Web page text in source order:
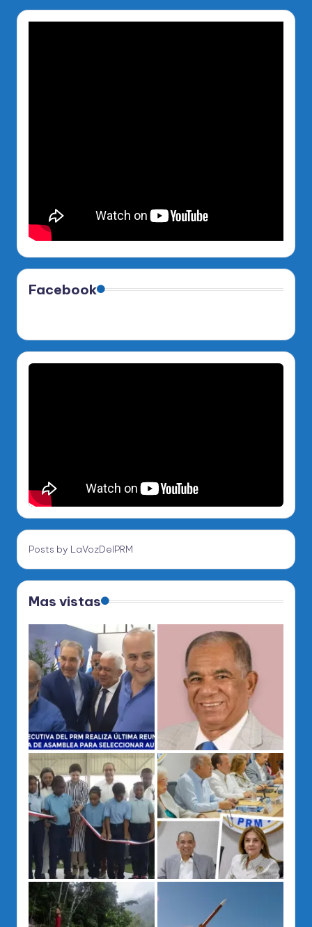
Facebook
Posts by LaVozDelPRM
Mas vistas